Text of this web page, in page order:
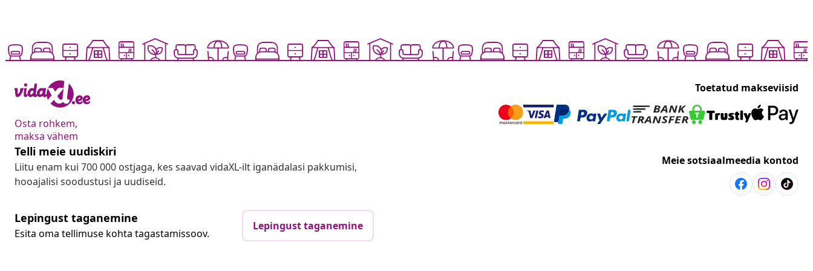
Osta rohkem,
maksa vähem
Toetatud makseviisid
Telli meie uudiskiri
Liitu enam kui 700 000 ostjaga, kes saavad vidaXL-ilt iganädalasi pakkumisi,
hooajalisi soodustusi ja uudiseid.
Meie sotsiaalmeedia kontod
Lepingust taganemine
Esita oma tellimuse kohta tagastamissoov.
Lepingust taganemine